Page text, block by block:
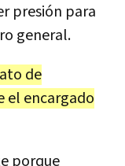
presión para
general.
de
el encargado
porque